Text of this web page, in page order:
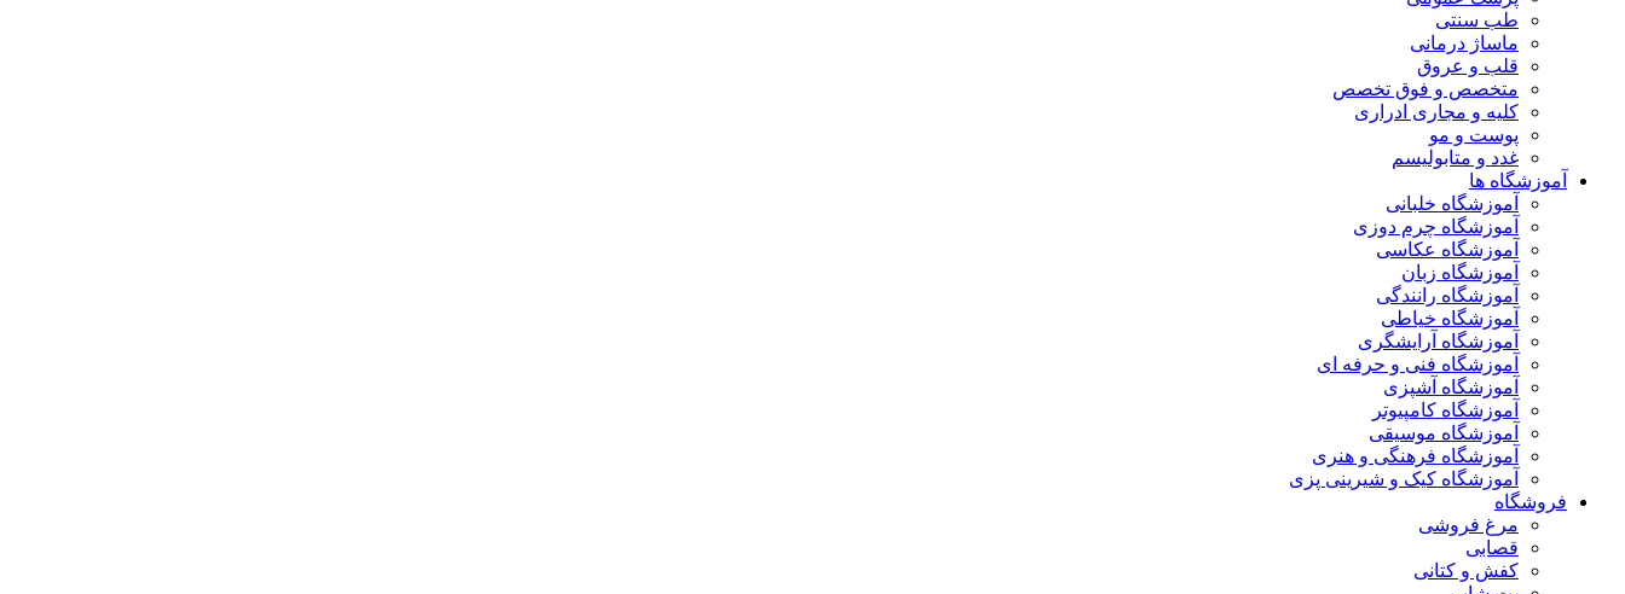
طب سنتی
ماساژ درمانی
قلب و عروق
متخصص و فوق تخصص
کلیه و مجاری ادراری
پوست و مو
غدد و متابولیسم
آموزشگاه ها
آموزشگاه خلبانی
آموزشگاه چرم دوزی
آموزشگاه عکاسی
آموزشگاه زبان
آموزشگاه رانندگی
آموزشگاه خیاطی
آموزشگاه آرایشگری
آموزشگاه فنی و حرفه ای
آموزشگاه آشپزی
آموزشگاه کامپیوتر
آموزشگاه موسیقی
آموزشگاه فرهنگی و هنری
آموزشگاه کیک و شیرینی پزی
فروشگاه
مرغ فروشی
قصابی
کفش و کتانی